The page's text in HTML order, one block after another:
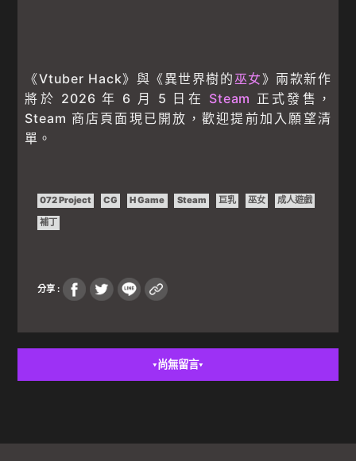
《Vtuber Hack》與《異世界樹的 巫女》兩款新作
將於 2026 年 6 月 5 日在 Steam 正式發售，
Steam 商店頁面現已開放，歡迎提前加入願望清
單。
072 Project CG H Game Steam 巨乳 巫女
成人遊戲
補丁
分享 :
▼ 尚無留言▼